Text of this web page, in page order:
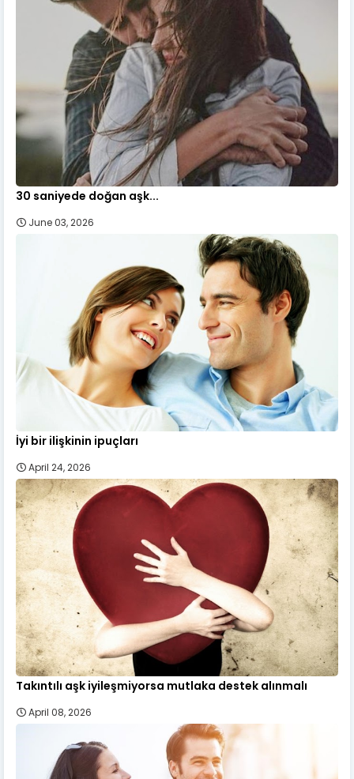
30 saniyede doğan aşk...
June 03, 2026
İyi bir ilişkinin ipuçları
April 24, 2026
Takıntılı aşk iyileşmiyorsa mutlaka destek alınmalı
April 08, 2026